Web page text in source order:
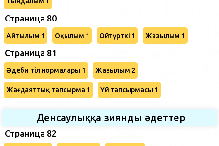
Страница 80
Айтылым 1 Оқылым 1 Ойтүрткі 1 Жазылым 1
Страница 81
Әдеби тіл нормалары 1 Жазылым 2
Жағдаяттық тапсырма 1 Үй тапсырмасы 1
Денсаулыққа зиянды әдеттер
Страница 82